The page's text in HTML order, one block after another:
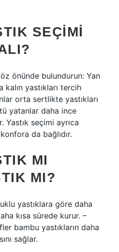
SEÇIMI
önünde bulundurun: Yan
yastıkları tercih
orta sertlikte yastıkları
yatanlar daha ince
Yastık seçimi ayrıca
da bağlıdır.
MI
MI?
yastıklara göre daha
kısa sürede kurur. –
bambu yastıkların daha
sağlar.